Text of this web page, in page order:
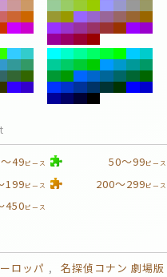
49ピース 50～99ピース
199ピース 200～299ピース
450ピース
ロッパ
名探偵コナン 劇場版